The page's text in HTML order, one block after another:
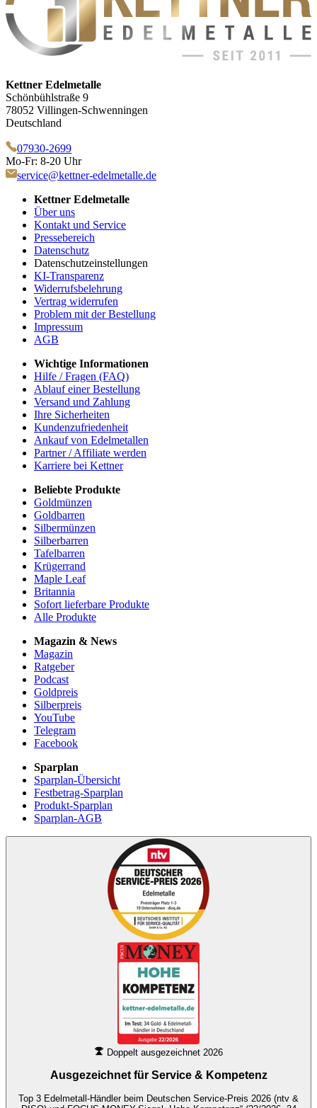
Kettner Edelmetalle
Schönbühlstraße 9
78052 Villingen-Schwenningen
Deutschland
07930-2699
Mo-Fr: 8-20 Uhr
service@kettner-edelmetalle.de
Kettner Edelmetalle
Über uns
Kontakt und Service
Pressebereich
Datenschutz
Datenschutzeinstellungen
KI-Transparenz
Widerrufsbelehrung
Vertrag widerrufen
Problem mit der Bestellung
Impressum
AGB
Wichtige Informationen
Hilfe / Fragen (FAQ)
Ablauf einer Bestellung
Versand und Zahlung
Ihre Sicherheiten
Kundenzufriedenheit
Ankauf von Edelmetallen
Partner / Affiliate werden
Karriere bei Kettner
Beliebte Produkte
Goldmünzen
Goldbarren
Silbermünzen
Silberbarren
Tafelbarren
Krügerrand
Maple Leaf
Britannia
Sofort lieferbare Produkte
Alle Produkte
Magazin & News
Magazin
Ratgeber
Podcast
Goldpreis
Silberpreis
YouTube
Telegram
Facebook
Sparplan
Sparplan-Übersicht
Festbetrag-Sparplan
Produkt-Sparplan
Sparplan-AGB
Doppelt ausgezeichnet 2026
Ausgezeichnet für Service & Kompetenz
Top 3 Edelmetall-Händler beim Deutschen Service-Preis 2026 (ntv &